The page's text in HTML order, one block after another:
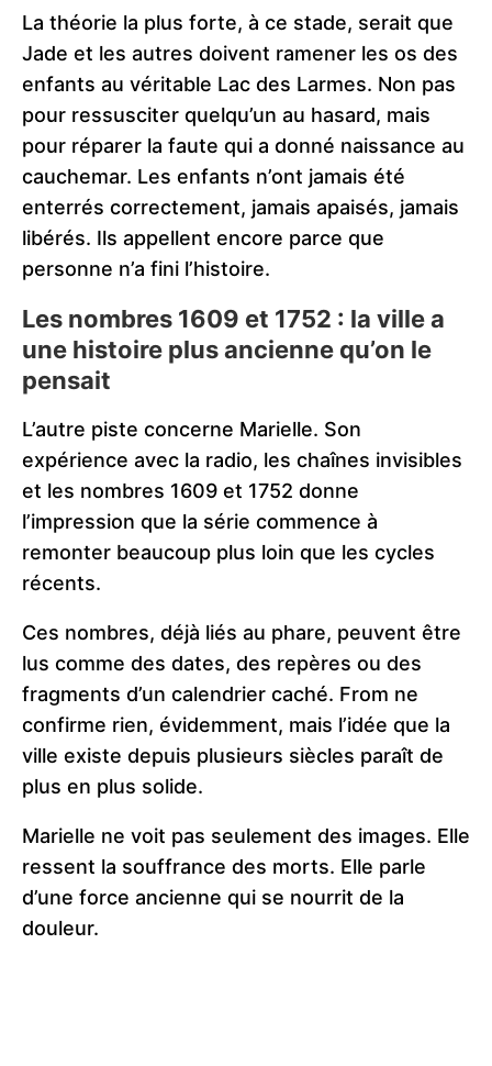
La théorie la plus forte, à ce stade, serait que
Jade et les autres doivent ramener les os des
enfants au véritable Lac des Larmes. Non pas
pour ressusciter quelqu’un au hasard, mais
pour réparer la faute qui a donné naissance au
cauchemar. Les enfants n’ont jamais été
enterrés correctement, jamais apaisés, jamais
libérés. Ils appellent encore parce que
personne n’a fini l’histoire.
Les nombres 1609 et 1752 : la ville a
une histoire plus ancienne qu’on le
pensait
L’autre piste concerne Marielle. Son
expérience avec la radio, les chaînes invisibles
et les nombres 1609 et 1752 donne
l’impression que la série commence à
remonter beaucoup plus loin que les cycles
récents.
Ces nombres, déjà liés au phare, peuvent être
lus comme des dates, des repères ou des
fragments d’un calendrier caché. From ne
confirme rien, évidemment, mais l’idée que la
ville existe depuis plusieurs siècles paraît de
plus en plus solide.
Marielle ne voit pas seulement des images. Elle
ressent la souffrance des morts. Elle parle
d’une force ancienne qui se nourrit de la
douleur.